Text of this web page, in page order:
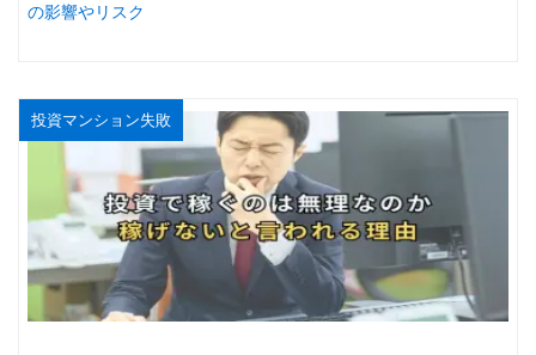
の影響やリスク
投資マンション失敗